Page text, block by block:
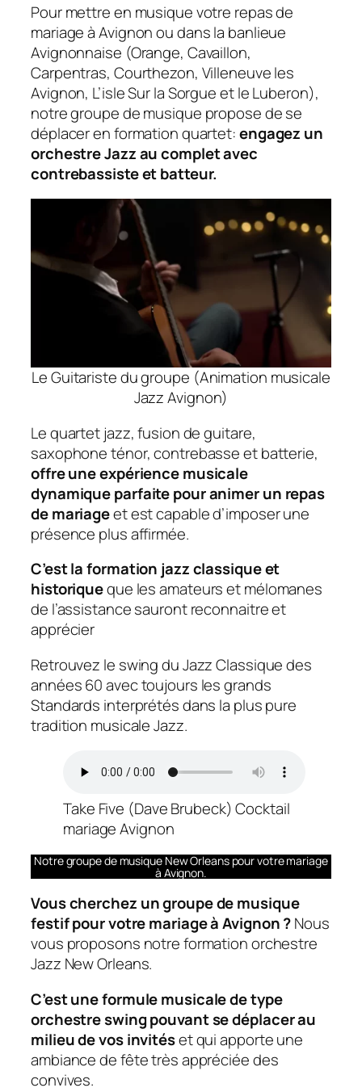
Pour mettre en musique votre repas de
mariage à Avignon ou dans la banlieue
Avignonnaise (Orange, Cavaillon,
Carpentras, Courthezon, Villeneuve les
Avignon, L’isle Sur la Sorgue et le Luberon),
notre groupe de musique propose de se
déplacer en formation quartet:engagez un
orchestre Jazz au complet avec
contrebassiste et batteur.
Le Guitariste du groupe (Animation musicale
Jazz Avignon)
Le quartet jazz, fusion de guitare,
saxophone ténor, contrebasse et batterie,
offre une expérience musicale
dynamique parfaite pour animer un repas
de mariageet est capable d’imposer une
présence plus affirmée.
C’est la formation jazz classique et
historiqueque les amateurs et mélomanes
de l’assistance sauront reconnaitre et
apprécier
Retrouvez le swing du Jazz Classique des
années 60 avec toujours les grands
Standards interprétés dans la plus pure
tradition musicale Jazz.
Take Five (Dave Brubeck) Cocktail
mariage Avignon
Notre groupe de musique New Orleans pour votre mariage
à Avignon.
Vous cherchez un groupe de musique
festif pour votre mariage à Avignon ?Nous
vous proposons notre formation orchestre
Jazz New Orleans.
C’est une formule musicale de type
orchestre swing pouvant se déplacer au
milieu de vos invitéset qui apporte une
ambiance de fête très appréciée des
convives.